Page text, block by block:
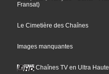
Fransat)
Le Cimetière des Chaînes
Images manquantes
Chaînes TV en Ultra